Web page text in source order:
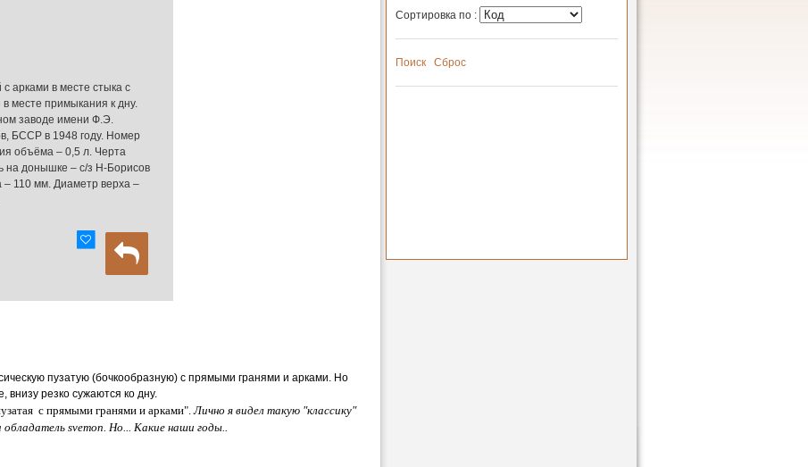
арками в месте стыка с
месте примыкания к дну.
заводе имени Ф.Э.
БССР в 1948 году. Номер
объёма – 0,5 л. Черта
на донышке – с/з Н-Борисов
– 110 мм. Диаметр верха –
пузатую (бочкообразную) с прямыми гранями и арками. Но
внизу резко сужаются ко дну.
с прямыми гранями и арками".Лично я видел такую "классику"
svemon. Но... Какие наши годы..
Сортировка по :
Поиск Сброс